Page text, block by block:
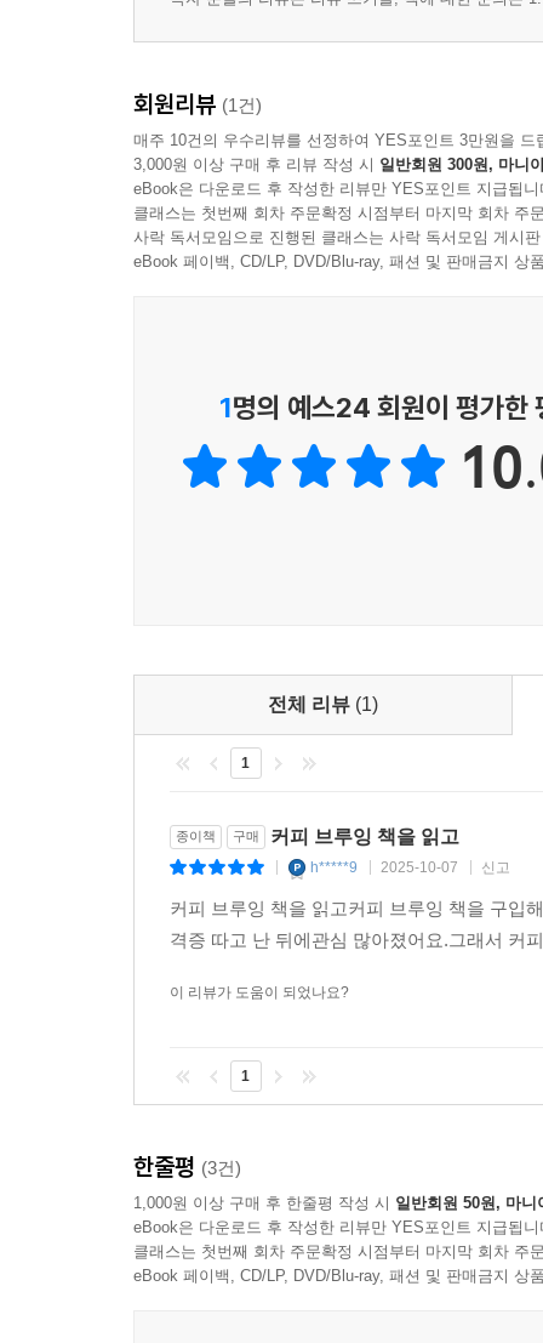
회원리뷰 (1건)
매주 10건의 우수리뷰를 선정하여 YES포인트 3만원을 드
3,000원 이상 구매 후 리뷰 작성 시 일반회원 300원, 마니
eBook은 다운로드 후 작성한 리뷰만 YES포인트 지급됩니
클래스는 첫번째 회차 주문확정 시점부터 마지막 회차 주
사락 독서모임으로 진행된 클래스는 사락 독서모임 게시
eBook 페이백, CD/LP, DVD/Blu-ray, 패션 및 판매금지 상
1명의 예스24 회원이 평가한
전체 리뷰 (1)
1
종이책 구매 커피 브루잉 책을 읽고
h*****9 2025-10-07 신고
커피 브루잉 책을 읽고커피 브루잉 책을 구입
격증 따고 난 뒤에관심 많아졌어요.그래서 커
이 리뷰가 도움이 되었나요?
1
한줄평 (3건)
1,000원 이상 구매 후 한줄평 작성 시 일반회원 50원, 마니
eBook은 다운로드 후 작성한 리뷰만 YES포인트 지급됩니
클래스는 첫번째 회차 주문확정 시점부터 마지막 회차 주
eBook 페이백, CD/LP, DVD/Blu-ray, 패션 및 판매금지 상